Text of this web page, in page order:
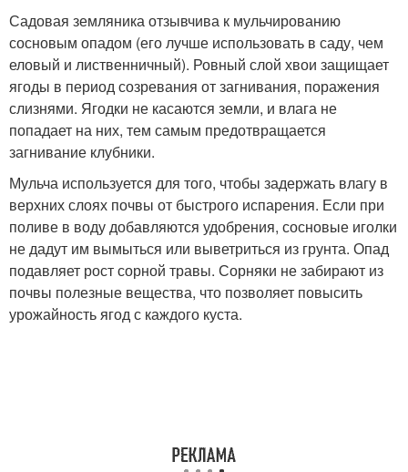
Садовая земляника отзывчива к мульчированию
сосновым опадом (его лучше использовать в саду, чем
еловый и лиственничный). Ровный слой хвои защищает
ягоды в период созревания от загнивания, поражения
слизнями. Ягодки не касаются земли, и влага не
попадает на них, тем самым предотвращается
загнивание клубники.
Мульча используется для того, чтобы задержать влагу в
верхних слоях почвы от быстрого испарения. Если при
поливе в воду добавляются удобрения, сосновые иголки
не дадут им вымыться или выветриться из грунта. Опад
подавляет рост сорной травы. Сорняки не забирают из
почвы полезные вещества, что позволяет повысить
урожайность ягод с каждого куста.